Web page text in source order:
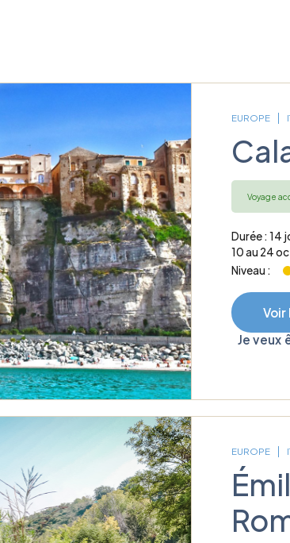
EUROPE
Voyage
Durée : 14
10 au 24
Niveau :
Voir
Je veux
EUROPE